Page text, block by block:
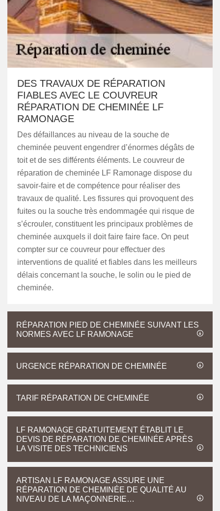
DES TRAVAUX DE RÉPARATION
FIABLES AVEC LE COUVREUR
RÉPARATION DE CHEMINÉE LF
RAMONAGE
Des défaillances au niveau de la souche de
cheminée peuvent engendrer d’énormes dégâts de
toit et de ses différents éléments. Le couvreur de
réparation de cheminée LF Ramonage dispose du
savoir-faire et de compétence pour réaliser des
travaux de qualité. Les fissures qui provoquent des
fuites ou la souche très endommagée qui risque de
s’écrouler, constituent les principaux problèmes de
cheminée auxquels il doit faire faire face. On peut
compter sur ce couvreur pour effectuer des
interventions de qualité et fiables dans les meilleurs
délais concernant la souche, le solin ou le pied de
cheminée.
RÉPARATION PIED DE CHEMINÉE SUIVANT LES
NORMES AVEC LF RAMONAGE
URGENCE RÉPARATION DE CHEMINÉE
TARIF RÉPARATION DE CHEMINÉE
LF RAMONAGE GRATUITEMENT ÉTABLIT LE
DEVIS DE RÉPARATION DE CHEMINÉE APRÈS
LA VISITE DES TECHNICIENS
ARTISAN LF RAMONAGE ASSURE UNE
RÉPARATION DE CHEMINÉE DE QUALITÉ AU
NIVEAU DE LA MAÇONNERIE…